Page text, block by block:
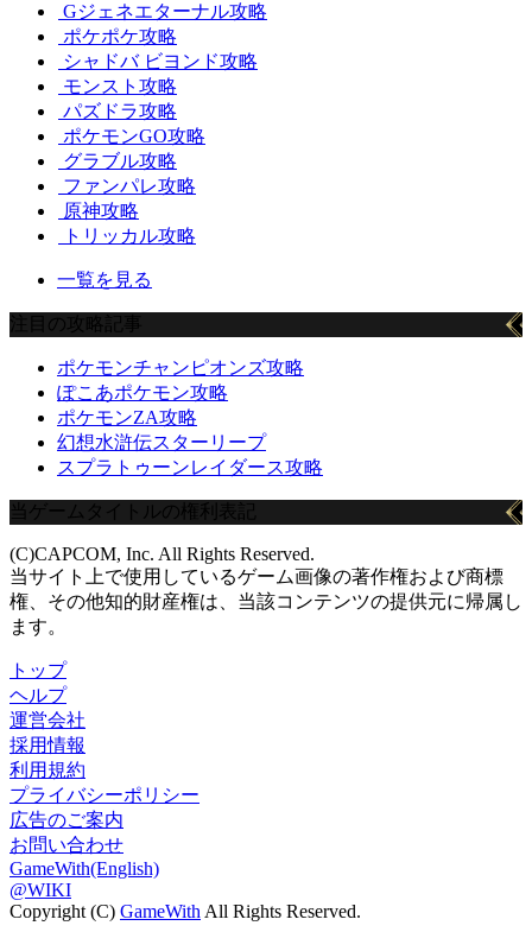
Gジェネエターナル攻略
ポケポケ攻略
シャドバ ビヨンド攻略
モンスト攻略
パズドラ攻略
ポケモンGO攻略
グラブル攻略
ファンパレ攻略
原神攻略
トリッカル攻略
一覧を見る
注目の攻略記事
ポケモンチャンピオンズ攻略
ぽこあポケモン攻略
ポケモンZA攻略
幻想水滸伝スターリープ
スプラトゥーンレイダース攻略
当ゲームタイトルの権利表記
(C)CAPCOM, Inc. All Rights Reserved.
当サイト上で使用しているゲーム画像の著作権および商標
権、その他知的財産権は、当該コンテンツの提供元に帰属し
ます。
トップ
ヘルプ
運営会社
採用情報
利用規約
プライバシーポリシー
広告のご案内
お問い合わせ
GameWith(English)
@WIKI
Copyright (C) GameWith All Rights Reserved.